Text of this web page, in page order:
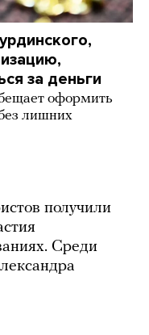
за деньги
оформить
лишних
получили
Среди